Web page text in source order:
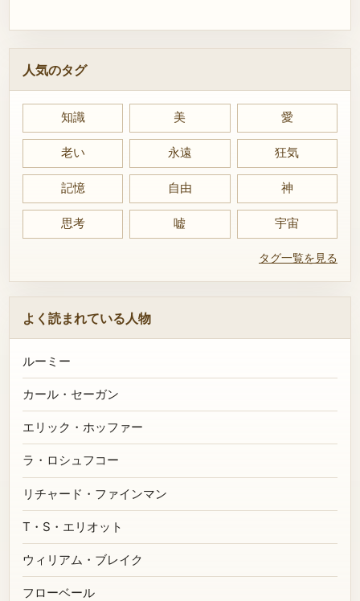
人気のタグ
知識 美 愛
老い 永遠 狂気
記憶 自由 神
思考 嘘 宇宙
タグ一覧を見る
よく読まれている人物
ルーミー
カール・セーガン
エリック・ホッファー
ラ・ロシュフコー
リチャード・ファインマン
T・S・エリオット
ウィリアム・ブレイク
フローベール